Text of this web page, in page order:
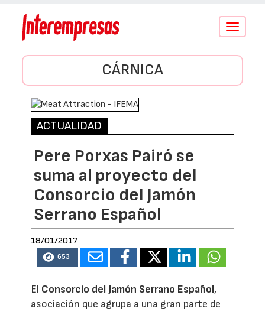
Conmutar
CÁRNICA
ACTUALIDAD
Pere Porxas Pairó se
suma al proyecto del
Consorcio del Jamón
Serrano Español
18/01/2017
653
El Consorcio del Jamón Serrano Español,
asociación que agrupa a una gran parte de